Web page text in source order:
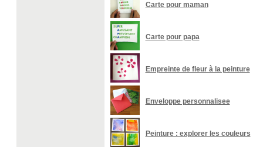
Carte pour maman
Carte pour papa
Empreinte de fleur à la peinture
Enveloppe personnalisee
Peinture : explorer les couleurs